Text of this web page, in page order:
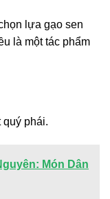
lựa gạo sen
là một tác phẩm
quý phái.
Món Dân